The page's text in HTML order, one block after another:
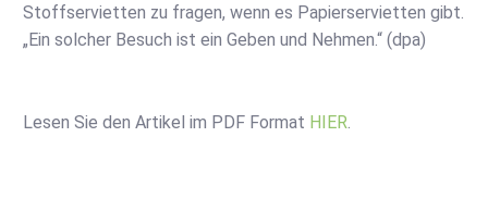
Stoffservietten zu fragen, wenn es Papierservietten gibt.
„Ein solcher Besuch ist ein Geben und Nehmen.“ (dpa)
Lesen Sie den Artikel im PDF Format HIER